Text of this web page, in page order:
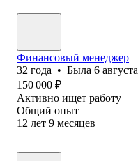
Финансовый менеджер
32 года • Была 6 августа
150 000 ₽
Активно ищет работу
Общий опыт
12 лет 9 месяцев